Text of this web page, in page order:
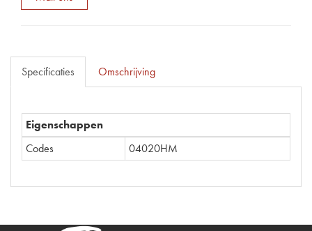
Specificaties Omschrijving
Eigenschappen
Codes
04020HM